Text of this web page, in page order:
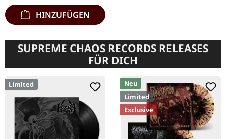
HINZUFÜGEN
SUPREME CHAOS RECORDS RELEASES
FÜR DICH
Limited
Neu
Limited
Exclusive